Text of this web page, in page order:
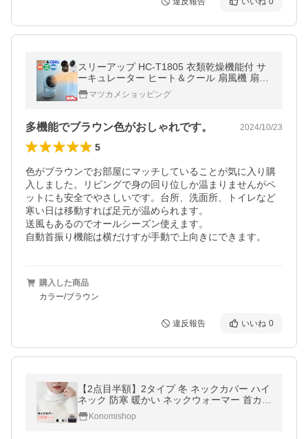
スリーアップ HC-T1805 衣類乾燥機能付 サ
ーキュレーター ヒート＆クール 扇風機 扇風
機 電気暖房機 電気ヒーター 空気循
マツカメショッピング
多機能でブラウン色がおしゃれです。 2024/10/23
5
色がブラウンでお部屋にマッチしていることが気に入り購
入しました。リビングで身の回り位しか温まりませんがペ
ットにも安全でやさしいです。台所、洗面所、トイレなど
寒い日は移動すれば足元が温められます。
送風もあるのでオールシーズン使えます。
自動首振り機能は横だけすが手動で上向きにできます。
購入した商品
カラー/ブラウン
違反報告 いいね 0
【2点目半額】2タイプ 冬 ネックカバー ハイ
ネック 防寒 暖かい ネックウォーマー 首カバ
ー マフラー タートルネック 付け襟 両面起毛
爆買Konomishop